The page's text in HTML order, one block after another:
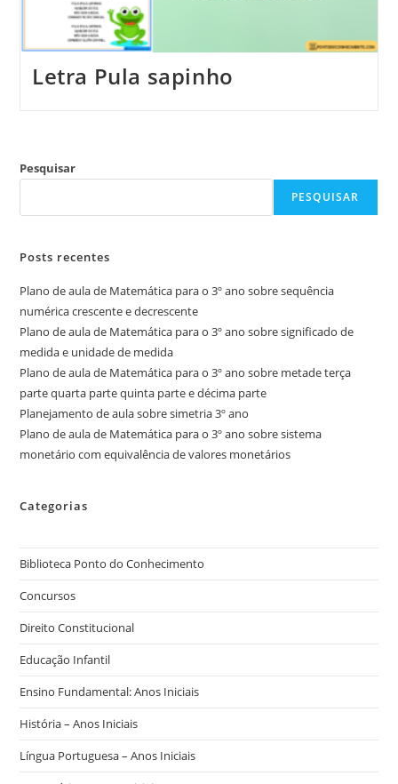
Letra Pula sapinho
Pesquisar
PESQUISAR
Posts recentes
Plano de aula de Matemática para o 3º ano sobre sequência
numérica crescente e decrescente
Plano de aula de Matemática para o 3º ano sobre significado de
medida e unidade de medida
Plano de aula de Matemática para o 3º ano sobre metade terça
parte quarta parte quinta parte e décima parte
Planejamento de aula sobre simetria 3º ano
Plano de aula de Matemática para o 3º ano sobre sistema
monetário com equivalência de valores monetários
Categorias
Biblioteca Ponto do Conhecimento
Concursos
Direito Constitucional
Educação Infantil
Ensino Fundamental: Anos Iniciais
História – Anos Iniciais
Língua Portuguesa – Anos Iniciais